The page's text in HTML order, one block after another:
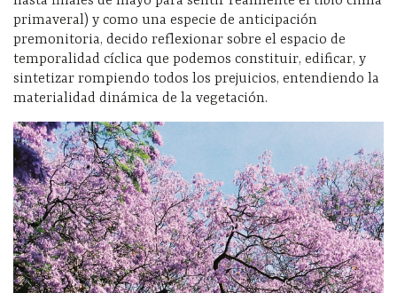
primaveral) y como una especie de anticipación
premonitoria, decido reflexionar sobre el espacio de
temporalidad cíclica que podemos constituir, edificar, y
sintetizar rompiendo todos los prejuicios, entendiendo la
materialidad dinámica de la vegetación.